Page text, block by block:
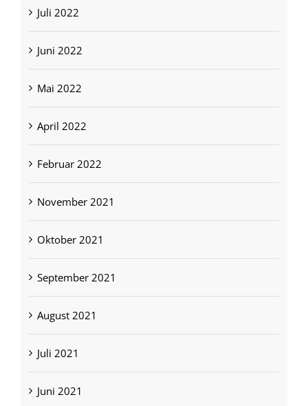
Juli 2022
Juni 2022
Mai 2022
April 2022
Februar 2022
November 2021
Oktober 2021
September 2021
August 2021
Juli 2021
Juni 2021